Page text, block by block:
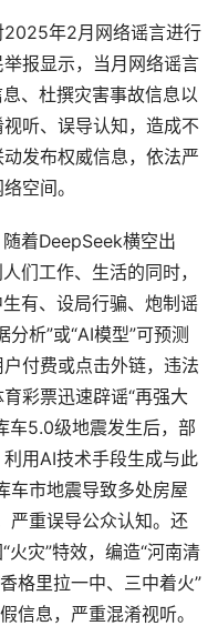
2025年2月网络谣言进行
报显示，当月网络谣言
、杜撰灾害事故信息以
听、误导认知，造成不
发布权威信息，依法严
空间。
着DeepSeek横空出
们工作、生活的同时，
有、设局行骗、炮制谣
析”或“AI模型”可预测
付费或点击外链，违法
彩票迅速辟谣“再强大
车5.0级地震发生后，部
用AI技术手段生成与此
车市地震导致多处房屋
严重误导公众认知。还
灾”特效，编造“河南清
格里拉一中、三中着火”
信息，严重混淆视听。